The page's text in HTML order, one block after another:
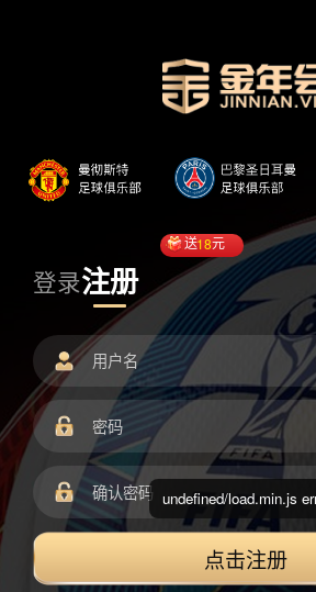
登录注册
送18元
点击注册
undefined/load.min.js